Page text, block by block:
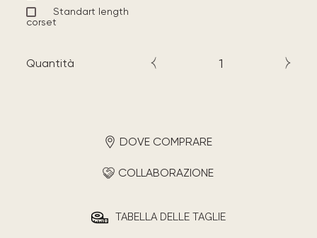
Standart length
corset
Quantità
DOVE COMPRARE
COLLABORAZIONE
TABELLA DELLE TAGLIE